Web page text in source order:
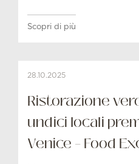
Scopri di più
28.10.2025
Ristorazione
undici locali
Venice – Food